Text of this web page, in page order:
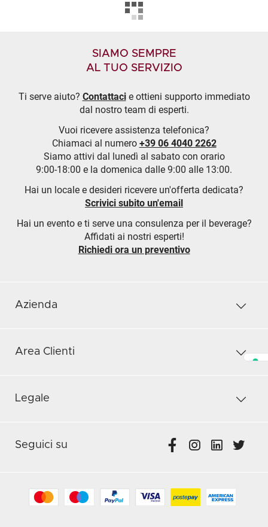
SIAMO SEMPRE
AL TUO SERVIZIO
Ti serve aiuto? Contattacie ottieni supporto immediato
dal nostro team di esperti.
Vuoi ricevere assistenza telefonica?
Chiamaci al numero +39 06 4040 2262
Siamo attivi dal lunedì al sabato con orario
9:00-18:00 e la domenica dalle 9:00 alle 13:00.
Hai un locale e desideri ricevere un'offerta dedicata?
Scrivici subito un'email
Hai un evento e ti serve una consulenza per il beverage?
Affidati ai nostri esperti!
Richiedi ora un preventivo
Azienda
Area Clienti
Legale
Seguici su